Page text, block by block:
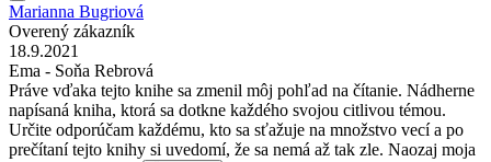
Marianna Bugriová
Overený zákazník
18.9.2021
Ema - Soňa Rebrová
Práve vďaka tejto knihe sa zmenil môj pohľad na čítanie. Nádherne
napísaná kniha, ktorá sa dotkne každého svojou citlivou témou.
Určite odporúčam každému, kto sa sťažuje na množstvo vecí a po
prečítaní tejto knihy si uvedomí, že sa nemá až tak zle. Naozaj moja